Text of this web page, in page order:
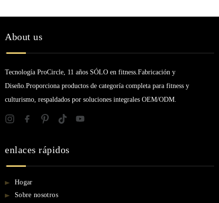
About us
Tecnología ProCircle, 11 años SÓLO en fitness.Fabricación y
Diseño.Proporciona productos de categoría completa para fitness y
culturismo, respaldados por soluciones integrales OEM/ODM.
enlaces rápidos
Hogar
Sobre nosotros